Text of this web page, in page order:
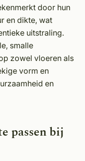
door hun
en dikte, wat
uitstraling.
smalle
zowel vloeren als
vorm en
en
passen bij